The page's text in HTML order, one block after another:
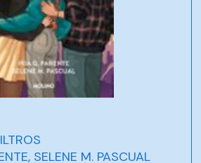
SELENE M. PASCUAL